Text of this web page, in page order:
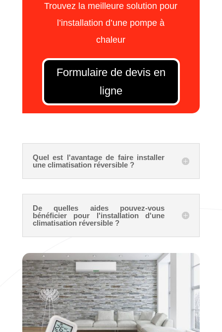
Trouvez la meilleure solution pour
l’installation d’une pompe à
chaleur
Formulaire de devis en
ligne
Quel est l'avantage de faire installer
une climatisation réversible ?
De quelles aides pouvez-vous
bénéficier pour l'installation d'une
climatisation réversible ?